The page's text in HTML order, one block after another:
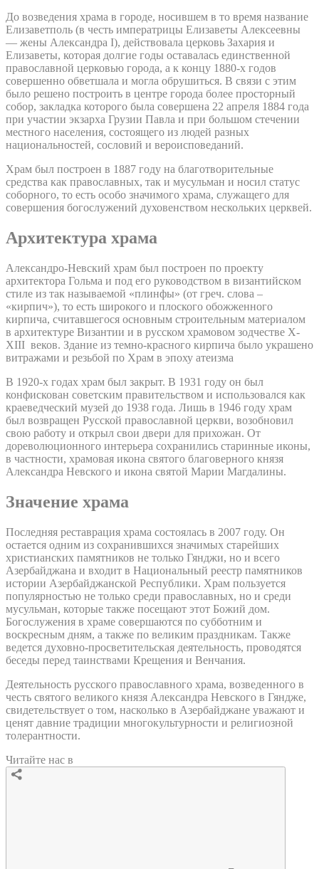
До возведения храма в городе, носившем в то время название
Елизаветполь (в честь императрицы Елизаветы Алексеевны
— жены Александра I), действовала церковь Захария и
Елизаветы, которая долгие годы оставалась единственной
православной церковью города, а к концу 1880-х годов
совершенно обветшала и могла обрушиться. В связи с этим
было решено построить в центре города более просторный
собор, закладка которого была совершена 22 апреля 1884 года
при участии экзарха Грузии Павла и при большом стечении
местного населения, состоящего из людей разных
национальностей, сословий и вероисповеданий.
Храм был построен в 1887 году на благотворительные
средства как православных, так и мусульман и носил статус
соборного, то есть особо значимого храма, служащего для
совершения богослужений духовенством нескольких церквей.
Архитектура храма
Александро-Невский храм был построен по проекту
архитектора Гольма и под его руководством в византийском
стиле из так называемой «плинфы» (от греч. слова –
«кирпич»), то есть широкого и плоского обожженного
кирпича, считавшегося основным строительным материалом
в архитектуре Византии и в русском храмовом зодчестве X-
XIII веков. Здание из темно-красного кирпича было украшено
витражами и резьбой по Храм в эпоху атеизма
В 1920-х годах храм был закрыт. В 1931 году он был
конфискован советским правительством и использовался как
краеведческий музей до 1938 года. Лишь в 1946 году храм
был возвращен Русской православной церкви, возобновил
свою работу и открыл свои двери для прихожан. От
дореволюционного интерьера сохранились старинные иконы,
в частности, храмовая икона святого благоверного князя
Александра Невского и икона святой Марии Магдалины.
Значение храма
Последняя реставрация храма состоялась в 2007 году. Он
остается одним из сохранившихся значимых старейших
христианских памятников не только Гянджи, но и всего
Азербайджана и входит в Национальный реестр памятников
истории Азербайджанской Республики. Храм пользуется
популярностью не только среди православных, но и среди
мусульман, которые также посещают этот Божий дом.
Богослужения в храме совершаются по субботним и
воскресным дням, а также по великим праздникам. Также
ведется духовно-просветительская деятельность, проводятся
беседы перед таинствами Крещения и Венчания.
Деятельность русского православного храма, возведенного в
честь святого великого князя Александра Невского в Гяндже,
свидетельствует о том, насколько в Азербайджане уважают и
ценят давние традиции многокультурности и религиозной
толерантности.
Читайте нас в